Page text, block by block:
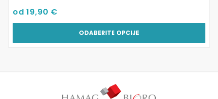
od19,90 €
ODABERITE OPCIJE